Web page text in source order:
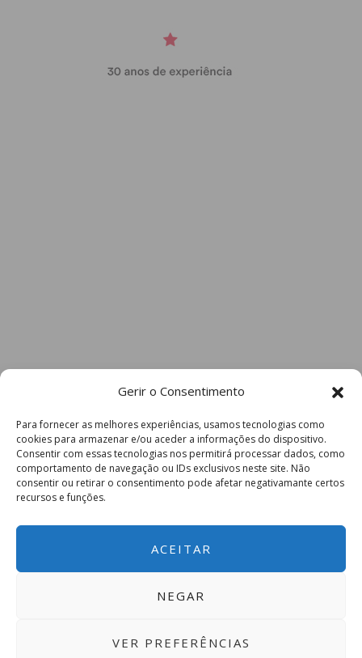
Gerir o Consentimento
Para fornecer as melhores experiências, usamos tecnologias como
cookies para armazenar e/ou aceder a informações do dispositivo.
Consentir com essas tecnologias nos permitirá processar dados, como
comportamento de navegação ou IDs exclusivos neste site. Não
consentir ou retirar o consentimento pode afetar negativamante certos
recursos e funções.
ACEITAR
NEGAR
VER PREFERÊNCIAS